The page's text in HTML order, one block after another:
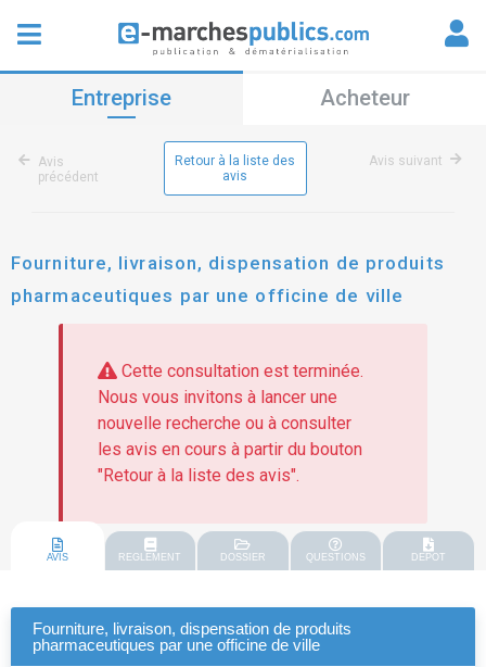
Entreprise Acheteur
Avis
précédent
Retour à la liste des
avis
Avis suivant
Fourniture, livraison, dispensation de produits
pharmaceutiques par une officine de ville
Cette consultation est terminée.
Nous vous invitons à lancer une
nouvelle recherche ou à consulter
les avis en cours à partir du bouton
"Retour à la liste des avis".
AVIS REGLEMENT DOSSIER QUESTIONS DEPOT
Fourniture, livraison, dispensation de produits
pharmaceutiques par une officine de ville